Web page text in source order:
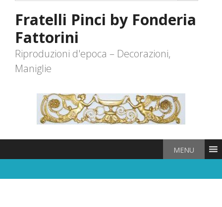
Fratelli Pinci by Fonderia
Fattorini
Riproduzioni d'epoca – Decorazioni,
Maniglie
MENU